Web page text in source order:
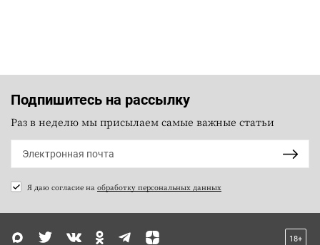
Подпишитесь на рассылку
Раз в неделю мы присылаем самые важные статьи
Я даю согласие на обработку персональных данных
18+